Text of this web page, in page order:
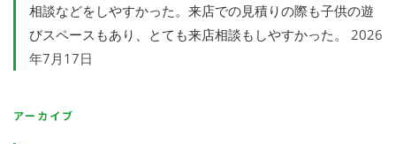
相談などをしやすかった。来店での見積りの際も子供の遊
びスペースもあり、とても来店相談もしやすかった。
2026
年7月17日
アーカイブ